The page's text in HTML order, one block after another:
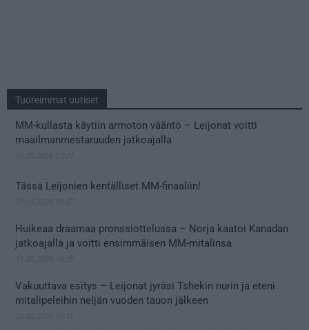
Tuoreimmat uutiset
MM-kullasta käytiin armoton vääntö – Leijonat voitti
maailmanmestaruuden jatkoajalla
Tässä Leijonien kentälliset MM-finaaliin!
Huikeaa draamaa pronssiottelussa – Norja kaatoi Kanadan
jatkoajalla ja voitti ensimmäisen MM-mitalinsa
Vakuuttava esitys – Leijonat jyräsi Tshekin nurin ja eteni
mitalipeleihin neljän vuoden tauon jälkeen